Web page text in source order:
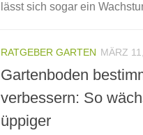
lässt sich sogar ein
RATGEBER GARTEN MÄRZ
Gartenboden
verbessern: So
üppiger